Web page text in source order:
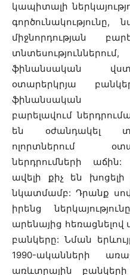
կապիտալի
միջնորդության
ֆինանսական
օտարերկրյա
ֆինանսական
բարելավում
են օժանդակել
ոլորտներում
ներդրումների
ավելի քիչ են խոցելի
նկատմամբ: Դրանք
իրենց
արենայից
բանկերը: Նման
1990-ականների
առևտրային